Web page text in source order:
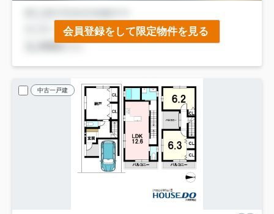
会員登録をして限定物件を見る
中古一戸建